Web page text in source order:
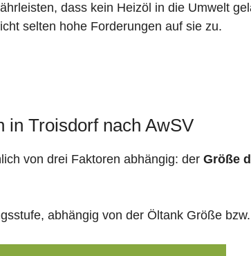
dass kein Heizöl in die Umwelt
selten hohe Forderungen auf sie zu.
in Troisdorf nach AwSV
von drei Faktoren abhängig: der Größe
abhängig von der Öltank Größe